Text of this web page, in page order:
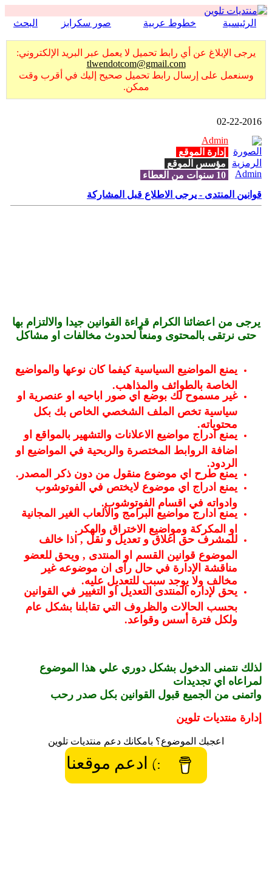
الرئيسية خطوط عربية صور سكرابز البحث
يرجى الإبلاغ عن أي رابط تحميل لا يعمل عبر البريد الإلكتروني:
tlwendotcom@gmail.com
وسنعمل على إرسال رابط تحميل صحيح إليك في أقرب وقت
ممكن.
02-22-2016
Admin
إدارة الموقع
مؤسس الموقع
قوانين المنتدى - يرجى الاطلاع قبل المشاركة
يرجى من اعضائنا الكرام قراءة القوانين جيدا والالتزام بها
حتى نرتقى بالمحتوى ومنعاً لحدوث مخالفات او مشاكل
يمنع المواضيع السياسية كيفما كان نوعها والمواضيع
الخاصة بالطوائف والمذاهب.
غير مسموح لك بوضع اي صور اباحيه او عنصرية او
سياسية تخص الملف الشخصي الخاص بك بكل
محتوياته.
يمنع ادراج مواضيع الاعلانات والتشهير بالمواقع او
اضافة الروابط المختصرة والربحية في المواضيع او
الردود.
يمنع طرح اي موضوع منقول من دون ذكر المصدر.
يمنع ادراج اي موضوع لايختص في الفوتوشوب
وادواته في اقسام الفوتوشوب.
يمنع ادارج مواضيع البرامج والألعاب الغير المجانية
او المكركة ومواضيع الاختراق والهكر.
للمشرف حق اغلاق و تعديل و نقل , اذا خالف
الموضوع قوانين القسم او المنتدى , ويحق للعضو
مناقشة الإدارة في حال رآى ان موضوعه غير
مخالف ولا يوجد سبب للتعديل عليه.
يحق لإداره المنتدى التعديل او التغيير في القوانين
بحسب الحالات والظروف التي تقابلنا بشكل عام
ولكل فترة أسس وقواعد.
لذلك نتمنى الدخول بشكل دوري علي هذا الموضوع
لمراعاه اي تجديدات
واتمنى من الجميع قبول القوانين بكل صدر رحب
إدارة منتديات تلوين
اعجبك الموضوع؟ بامكانك دعم منتديات تلوين
:) ادعم موقعنا